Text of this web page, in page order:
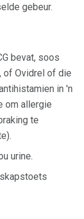
gebeur.
bevat, soos
of Ovidrel of die
in 'n
om allergie
te
urine.